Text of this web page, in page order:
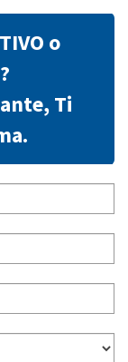
o
Ti